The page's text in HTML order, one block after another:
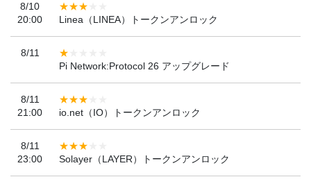
8/10
20:00
Linea（LINEA）トークンアンロック
8/11
Pi Network:Protocol 26 アップグレード
8/11
21:00
io.net（IO）トークンアンロック
8/11
23:00
Solayer（LAYER）トークンアンロック